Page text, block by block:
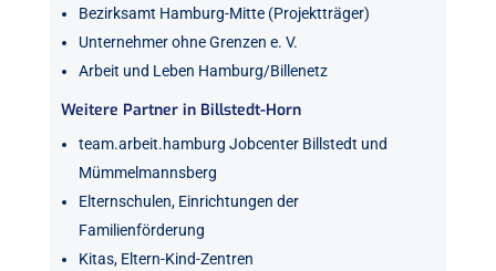
Bezirksamt Hamburg-Mitte (Projektträger)
Unternehmer ohne Grenzen e. V.
Arbeit und Leben Hamburg/Billenetz
Weitere Partner in Billstedt-Horn
team.arbeit.hamburg Jobcenter Billstedt und
Mümmelmannsberg
Elternschulen, Einrichtungen der
Familienförderung
Kitas, Eltern-Kind-Zentren